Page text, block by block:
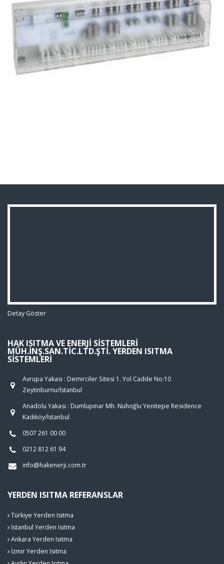
Detay Göster
HAK ISITMA VE ENERJI SISTEMLERI
MÜH.İNŞ.SAN.TIC.LTD.ŞTI. YERDEN ISITMA
SISTEMLERI
Avrupa Yakası : Demirciler Sitesi 1. Yol Cadde No:10
Zeytinburnu/İstanbul
Anadolu Yakası : Dumlupınar Mh. Nuhoğlu Yenitepe Residence
Kadıköy/İstanbul
0507 261 00 00
0212 812 61 94
info@hakenerji.com.tr
YERDEN ISITMA REFERANSLAR
Türkiye Yerden Isıtma
İstanbul Yerden Isıtma
Ankara Yerden Isıtma
İzmir Yerden Isıtma